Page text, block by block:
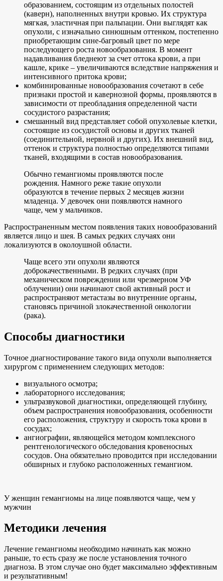
образованием, состоящим из отдельных полостей
(каверн), наполненных внутри кровью. Их структура
мягкая, эластичная при пальпации. Они выглядят как
опухоли, с изначально синюшным оттенком, постепенно
приобретающим сине-багровый цвет по мере
последующего роста новообразования. В момент
надавливания бледнеют за счет оттока крови, а при
кашле, крике – увеличиваются вследствие напряжения и
интенсивного притока крови;
комбинированные новообразования сочетают в себе
признаки простой и кавернозной формы, проявляются в
зависимости от преобладания определенной части
сосудистого разрастания;
смешанный вид представляет собой опухолевые клетки,
состоящие из сосудистой основы и других тканей
(соединительной, нервной и других). Их внешний вид,
оттенок и структура полностью определяются типами
тканей, входящими в состав новообразования.
Обычно гемангиомы проявляются после
рождения. Намного реже такие опухоли
образуются в течение первых 2 месяцев жизни
младенца. У девочек они появляются намного
чаще, чем у мальчиков.
Распространенным местом появления таких новообразований
является лицо и шея. В самых редких случаях они
локализуются в околоушной области.
Чаще всего эти опухоли являются
доброкачественными. В редких случаях (при
механическом повреждении или чрезмерном УФ
облучении) они начинают свой активный рост и
распространяют метастазы во внутренние органы,
становясь причиной злокачественной онкологии
(рака).
Способы диагностики
Точное диагностирование такого вида опухоли выполняется
хирургом с применением следующих методов:
визуального осмотра;
лабораторного исследования;
ультразвуковой диагностики, определяющей глубину,
объем распространения новообразования, особенности
его расположения, структуру и скорость тока крови в
сосудах;
ангиографии, являющейся методом комплексного
рентгенологического обследования кровеносных
сосудов. Она обязательно проводится при исследовании
обширных и глубоко расположенных гемангиом.
У женщин гемангиомы на лице появляются чаще, чем у
мужчин
Методики лечения
Лечение гемангиомы необходимо начинать как можно
раньше, то есть сразу же после установления точного
диагноза. В этом случае оно будет максимально эффективным
и результативным!